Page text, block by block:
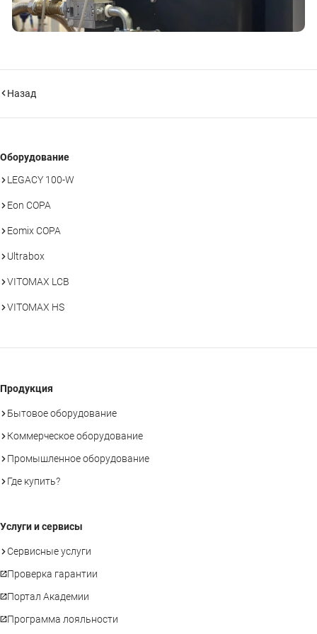
Назад
Оборудование
LEGACY 100-W
Eon COPA
Eomix COPA
Ultrabox
VITOMAX LCB
VITOMAX HS
Продукция
Бытовое оборудование
Коммерческое оборудование
Промышленное оборудование
Где купить?
Услуги и сервисы
Сервисные услуги
Проверка гарантии
Портал Академии
Программа лояльности